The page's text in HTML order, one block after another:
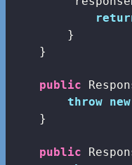
        }
    }
public
throw new
    }
public